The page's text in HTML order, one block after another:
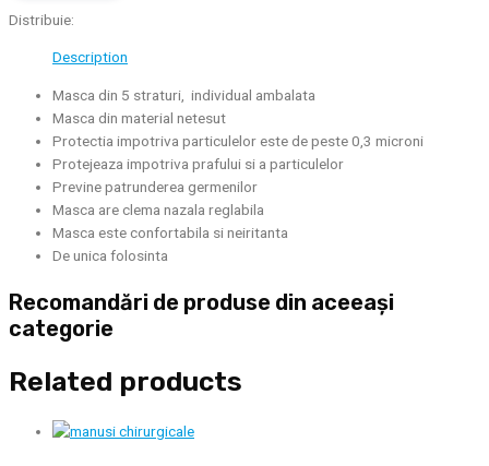
Verde
Distribuie:
Description
Masca din 5 straturi, individual ambalata
Masca din material netesut
Protectia impotriva particulelor este de peste 0,3 microni
Protejeaza impotriva prafului si a particulelor
Previne patrunderea germenilor
Masca are clema nazala reglabila
Masca este confortabila si neiritanta
De unica folosinta
Recomandări de produse din aceeași
categorie
Related products